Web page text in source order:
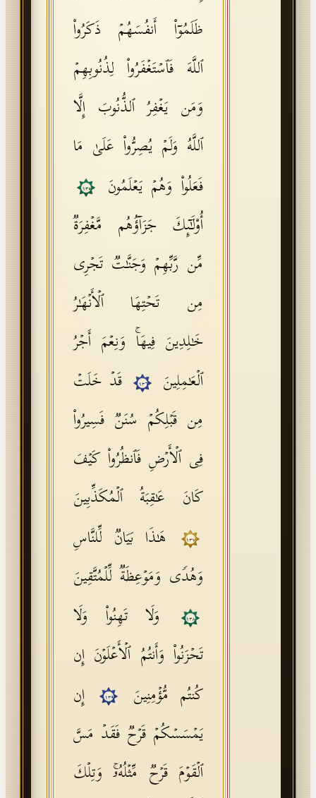
ظَلَمُوۤا۟ أَنفُسَهُمۡ ذَكَرُوا۟
ٱللَّهَ فَٱسۡتَغۡفَرُوا۟ لِذُنُوبِهِمۡ
وَمَن یَغۡفِرُ ٱلذُّنُوبَ إِلَّا
ٱللَّهُ وَلَمۡ یُصِرُّوا۟ عَلَىٰ مَا
فَعَلُوا۟ وَهُمۡ یَعۡلَمُونَ
١٣٥
أُو۟لَـٰۤىِٕكَ جَزَاۤؤُهُم مَّغۡفِرَةࣱ
مِّن رَّبِّهِمۡ وَجَنَّـٰتࣱ تَجۡرِی
مِن تَحۡتِهَا ٱلۡأَنۡهَـٰرُ
خَـٰلِدِینَ فِیهَاۚ وَنِعۡمَ أَجۡرُ
ٱلۡعَـٰمِلِینَ
١٣٦
قَدۡ خَلَتۡ
مِن قَبۡلِكُمۡ سُنَنࣱ فَسِیرُوا۟
فِی ٱلۡأَرۡضِ فَٱنظُرُوا۟ كَیۡفَ
كَانَ عَـٰقِبَةُ ٱلۡمُكَذِّبِینَ
١٣٧
هَـٰذَا بَیَانࣱ لِّلنَّاسِ
وَهُدࣰى وَمَوۡعِظَةࣱ لِّلۡمُتَّقِینَ
١٣٨
وَلَا تَهِنُوا۟ وَلَا
تَحۡزَنُوا۟ وَأَنتُمُ ٱلۡأَعۡلَوۡنَ إِن
كُنتُم مُّؤۡمِنِینَ
١٣٩
إِن
یَمۡسَسۡكُمۡ قَرۡحࣱ فَقَدۡ مَسَّ
ٱلۡقَوۡمَ قَرۡحࣱ مِّثۡلُهُۥۚ وَتِلۡكَ